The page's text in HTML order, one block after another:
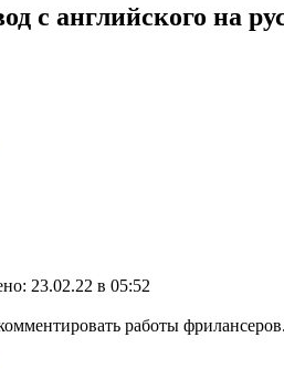
с английского на
23.02.22 в 05:52
работы фрилансеров.